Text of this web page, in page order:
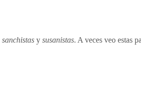
sanchistas y susanistas. A veces veo estas